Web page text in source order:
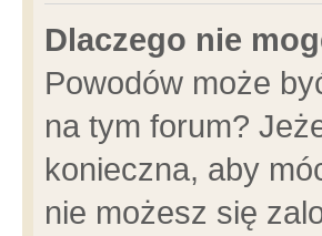
Dlaczego nie
Powodów może
na tym forum?
konieczna, aby
nie możesz się